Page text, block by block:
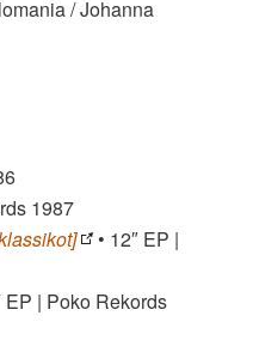
/ Johanna
1987
• 12″ EP |
EP | Poko Rekords